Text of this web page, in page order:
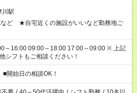
川駅
など ★自宅近くの施設がいいなど勤務地ご
16:00 09:00～18:00 17:00～09:00 ※ 上記
シフトもご相談ください！
開始日の相談OK！